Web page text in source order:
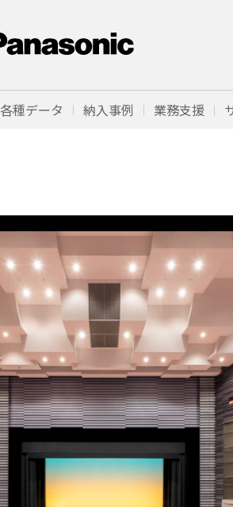
各種データ 納入事例 業務支援